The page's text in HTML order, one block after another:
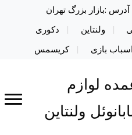
آدرس :بازار بزرگ تهران
ولنتاین
دکوری
اسباب بازی کریسمس
لوازم
ولنتاین